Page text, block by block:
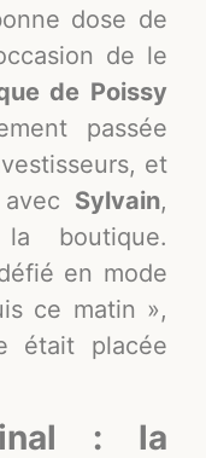
dose de
de le
de Poissy
passée
et
Sylvain,
boutique.
en mode
ce matin »,
était placée
: la